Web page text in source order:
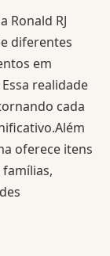
Ronald RJ
diferentes
em
Essa realidade
cada
oferece itens